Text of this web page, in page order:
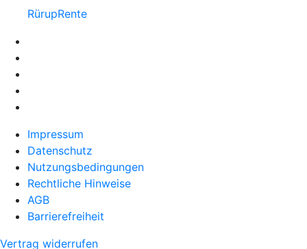
RürupRente
Impressum
Datenschutz
Nutzungsbedingungen
Rechtliche Hinweise
AGB
Barrierefreiheit
Vertrag widerrufen